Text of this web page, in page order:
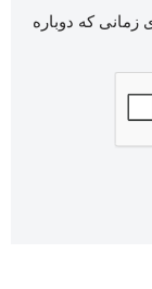
زمانی که دوباره